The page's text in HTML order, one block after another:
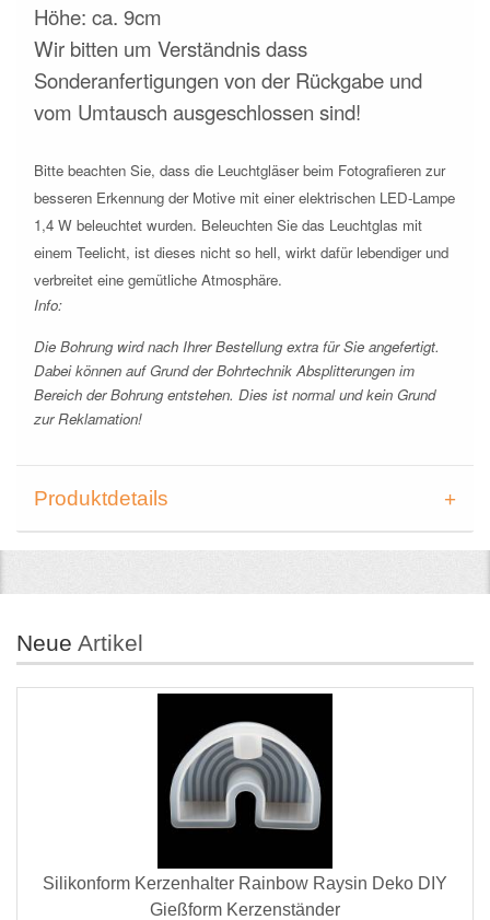
Höhe: ca. 9cm
Wir bitten um Verständnis dass
Sonderanfertigungen von der Rückgabe und
vom Umtausch ausgeschlossen sind!
Bitte beachten Sie, dass die Leuchtgläser beim Fotografieren zur
besseren Erkennung der Motive mit einer elektrischen LED-Lampe
1,4 W beleuchtet wurden. Beleuchten Sie das Leuchtglas mit
einem Teelicht, ist dieses nicht so hell, wirkt dafür lebendiger und
verbreitet eine gemütliche Atmosphäre.
Info:
Die Bohrung wird nach Ihrer Bestellung extra für Sie angefertigt.
Dabei können auf Grund der Bohrtechnik Absplitterungen im
Bereich der Bohrung entstehen. Dies ist normal und kein Grund
zur Reklamation!
Produktdetails
Neue Artikel
Silikonform Kerzenhalter Rainbow Raysin Deko DIY
Gießform Kerzenständer